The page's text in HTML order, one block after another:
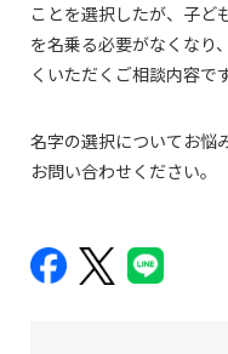
ことを選択したが、子ど
を名乗る必要がなくなり
くいただくご相談内容です
名字の選択についてお悩
お問い合わせください。